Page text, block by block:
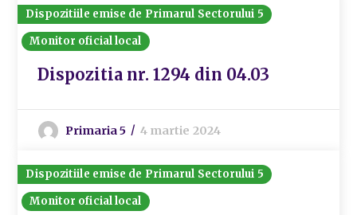
Dispozitiile emise de Primarul Sectorului 5
Monitor oficial local
Dispozitia nr. 1294 din 04.03
Primaria 5 4 martie 2024
Dispozitiile emise de Primarul Sectorului 5
Monitor oficial local